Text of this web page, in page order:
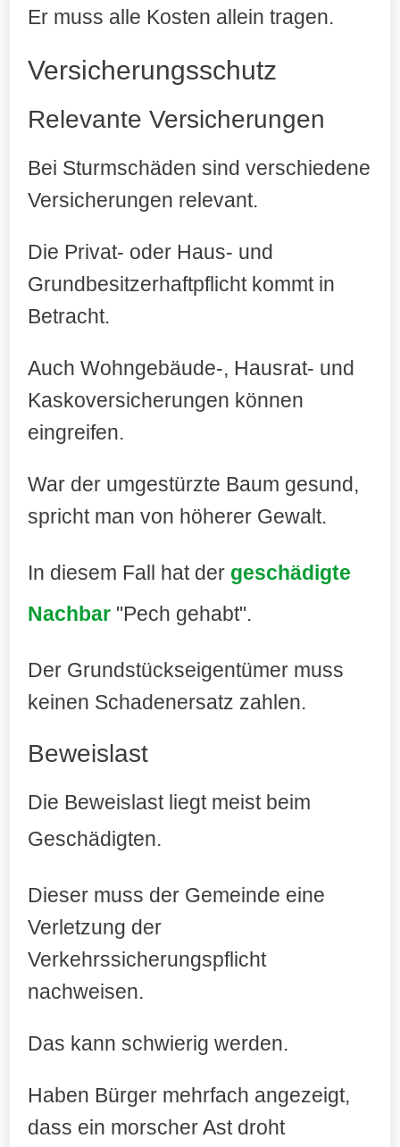
Er muss alle Kosten allein tragen.
Versicherungsschutz
Relevante Versicherungen
Bei Sturmschäden sind verschiedene
Versicherungen relevant.
Die Privat- oder Haus- und
Grundbesitzerhaftpflicht kommt in
Betracht.
Auch Wohngebäude-, Hausrat- und
Kaskoversicherungen können
eingreifen.
War der umgestürzte Baum gesund,
spricht man von höherer Gewalt.
In diesem Fall hat der geschädigte
Nachbar "Pech gehabt".
Der Grundstückseigentümer muss
keinen Schadenersatz zahlen.
Beweislast
Die Beweislast liegt meist beim
Geschädigten.
Dieser muss der Gemeinde eine
Verletzung der
Verkehrssicherungspflicht
nachweisen.
Das kann schwierig werden.
Haben Bürger mehrfach angezeigt,
dass ein morscher Ast droht